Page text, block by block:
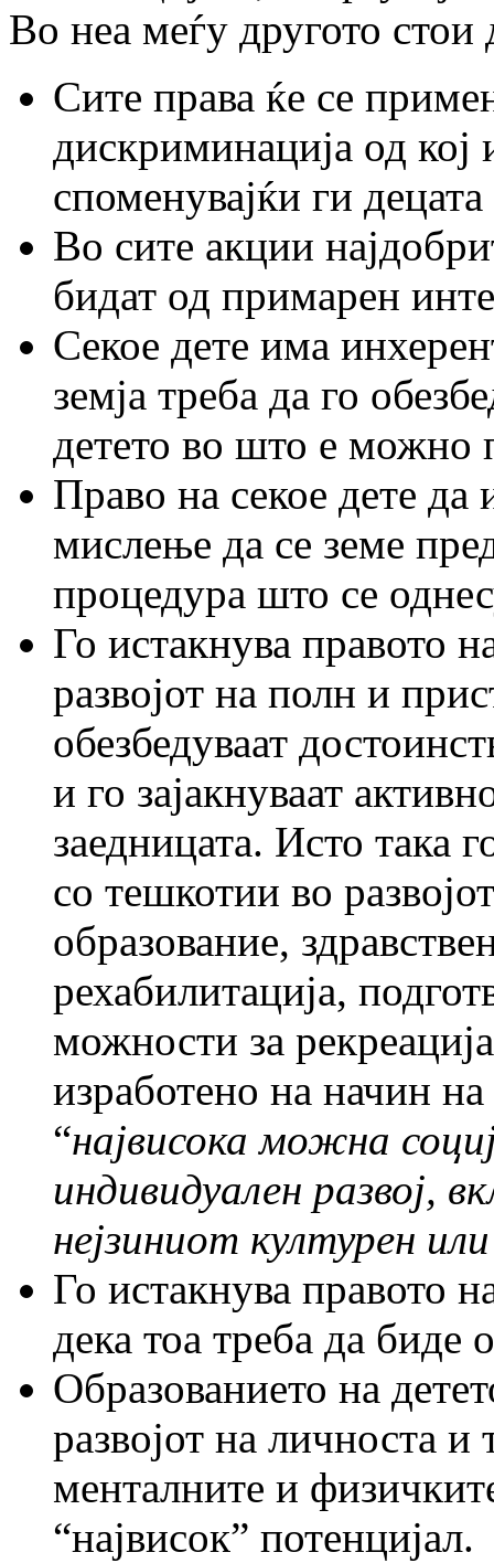
Во неа меѓу другото стои
Сите права ќе се
дискриминација од
споменувајќи ги
Во сите акции
бидат од примарен
Секое дете има
земја треба да го
детето во што е можно
Право на секое дете да
мислење да се земе
процедура што се
Го истакнува правото
развојот на полн и
обезбедуваат
и го зајакнуваат
заедницата. Исто така
со тешкотии во
образование,
рехабилитација,
можности за
изработено на начин на
“највисока можна
индивидуален развој,
нејзиниот културен
Го истакнува правото
дека тоа треба да биде
Образованието на
развојот на личноста и
менталните и
“највисок” потенцијал.